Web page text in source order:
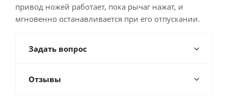
привод ножей работает, пока рычаг нажат, и
мгновенно останавливается при его отпускании.
Задать вопрос
Отзывы